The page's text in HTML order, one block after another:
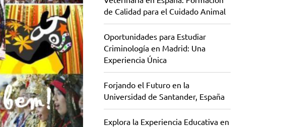
de Calidad para el Cuidado Animal
Oportunidades para Estudiar
Criminología en Madrid: Una
Experiencia Única
Forjando el Futuro en la
Universidad de Santander, España
Explora la Experiencia Educativa en